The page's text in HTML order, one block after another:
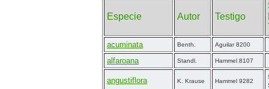
Especie Autor Testigo
acuminata Benth. Aguilar 8200
alfaroana Standl. Hammel 8107
angustiflora K. Krause Hammel 9282